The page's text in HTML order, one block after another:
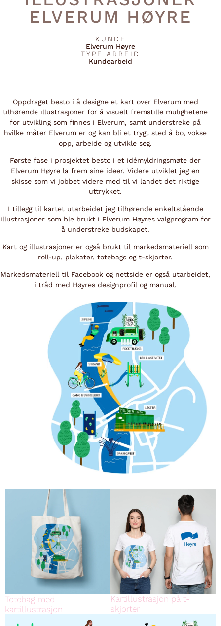
ELVERUM HØYRE
KUNDE
Elverum Høyre
TYPE ARBEID
Kundearbeid
Oppdraget besto i å designe et kart over Elverum med
tilhørende illustrasjoner for å visuelt fremstille mulighetene
for utvikling som finnes i Elverum, samt understreke på
hvilke måter Elverum er og kan bli et trygt sted å bo, vokse
opp, arbeide og utvikle seg.
Første fase i prosjektet besto i et idémyldringsmøte der
Elverum Høyre la frem sine ideer. Videre utviklet jeg en
skisse som vi jobbet videre med til vi landet det riktige
uttrykket.
I tillegg til kartet utarbeidet jeg tilhørende enkeltstående
illustrasjoner som ble brukt i Elverum Høyres valgprogram for
å understreke budskapet.
Kart og illustrasjoner er også brukt til markedsmateriell som
roll-up, plakater, totebags og t-skjorter.
Markedsmateriell til Facebook og nettside er også utarbeidet,
i tråd med Høyres designprofil og manual.
Totebag med
kartillustrasjon
Kartillustrasjon på t-
skjorter